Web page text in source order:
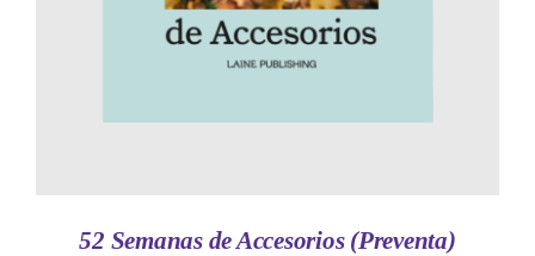
52 Semanas de Accesorios (Preventa)